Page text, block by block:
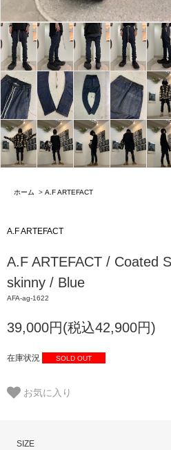
ホーム > A.F ARTEFACT
A.F ARTEFACT
A.F ARTEFACT / Coated
skinny / Blue
AFA-ag-1622
39,000円(税込42,900円)
在庫状況 SOLD OUT
お気に入り
SIZE